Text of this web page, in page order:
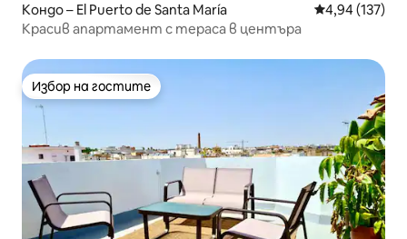
Кондо – El Puerto de Santa María Средна
4,94 (137)
Красив апартамент с тераса в центъра
Избор на гостите
Избор на гостите